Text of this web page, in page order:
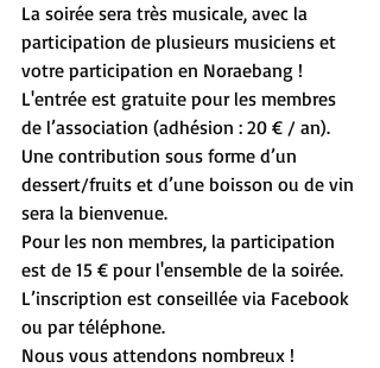
La soirée sera très musicale, avec la
participation de plusieurs musiciens et
votre participation en Noraebang !
L'entrée est gratuite pour les membres
de l’association (adhésion : 20 € / an).
Une contribution sous forme d’un
dessert/fruits et d’une boisson ou de vin
sera la bienvenue.
Pour les non membres, la participation
est de 15 € pour l'ensemble de la soirée.
L’inscription est conseillée via Facebook
ou par téléphone.
Nous vous attendons nombreux !